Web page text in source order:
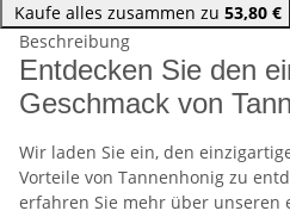
Kaufe alles zusammen zu 53,80 €
Beschreibung
Entdecken Sie den
Geschmack von
Wir laden Sie ein, den
Vorteile von Tannenhonig zu
erfahren Sie mehr über unseren